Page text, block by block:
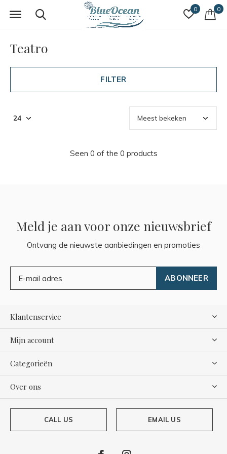
0 0
Teatro
FILTER
Seen 0 of the 0 products
Meld je aan voor onze nieuwsbrief
Ontvang de nieuwste aanbiedingen en promoties
ABONNEER
Klantenservice
Mijn account
Categorieën
Over ons
CALL US EMAIL US